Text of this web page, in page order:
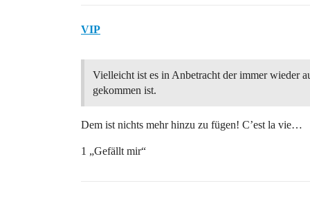
VIP
Vielleicht ist es in Anbetracht der immer wieder
gekommen ist.
Dem ist nichts mehr hinzu zu fügen! C’est la vie…
1 „Gefällt mir“